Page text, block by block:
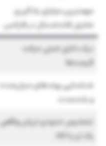
مهمترین مزایای یادگیری
تحلیل فاندامنتال در فارکس
درک دلایل اصلی حرکت
قیمت‌ها
شناسایی روند‌های میان‌مدت
و بلند‌مدت
تشخیص حدودی ارزش واقعی
یک ارز یا کالا